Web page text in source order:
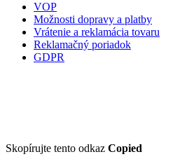
VOP
Možnosti dopravy a platby
Vrátenie a reklamácia tovaru
Reklamačný poriadok
GDPR
Skopírujte tento odkaz Copied